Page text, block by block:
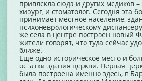
привлекла сюда и других медиков –
хирург, и стоматолог. Сегодня эта
принимает местное население,
психоневрологическому
же села в центре построен новый
жители говорят, что туда сейчас
ближе.
Еще одно историческое место и
остатки здания церкви. Первая
была построена именно здесь, в